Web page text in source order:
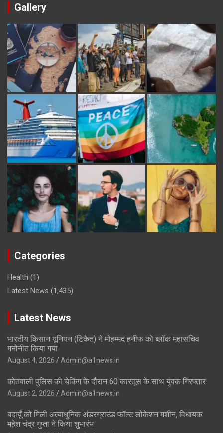
Gallery
Categories
Health (1)
Latest News (1,435)
Latest News
भारतीय किसान यूनियन (टिकैत) ने मोहम्मद हनीफ को ब्लॉक महासचिव
मनोनीत किया गया
August 4, 2026 Admin@a1news.in
कोतवाली पुलिस की चेकिंग के दौरान 60 कारतूस के साथ युवक गिरफ्तार
August 2, 2026 Admin@a1news.in
बदायूँ को मिली अत्याधुनिक अंडरग्राउंड फॉल्ट लोकेशन मशीन, विधायक
महेश चंद्र गुप्ता ने किया शुभारंभ